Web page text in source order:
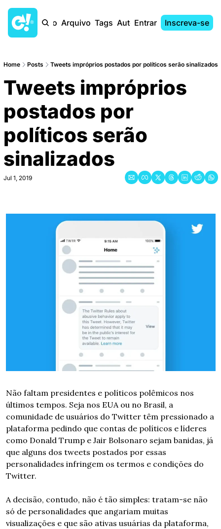
Início Arquivo Tags AutoresEntrar Inscreva-se
Home Posts Tweets impróprios postados por políticos serão sinalizados
Tweets impróprios
postados por
políticos serão
sinalizados
Jul 1, 2019
Não faltam presidentes e políticos polêmicos nos
últimos tempos. Seja nos EUA ou no Brasil, a
comunidade de usuários do Twitter têm pressionado a
plataforma pedindo que contas de políticos e líderes
como Donald Trump e Jair Bolsonaro sejam banidas, já
que alguns dos tweets postados por essas
personalidades infringem os termos e condições do
Twitter.
A decisão, contudo, não é tão simples: tratam-se não
só de personalidades que angariam muitas
visualizações e que são ativas usuárias da plataforma,